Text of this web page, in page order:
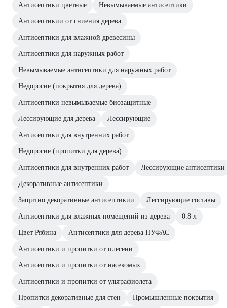
Антисептики цветные Невымываемые антисептики
Антисептикии от гниения дерева
Антисептики для влажной древесины
Антисептики для наружных работ
Невымываемые антисептики для наружных работ
Недорогие (покрытия для дерева)
Антисептики невымываемые биозащитные
Лессирующие для дерева Лессирующие
Антисептики для внутренних работ
Недорогие (пропитки для дерева)
Антисептики для внутренних работ Лессирующие антисептики
Декоративные антисептики
Защитно декоративные антисептикии Лессирующие составы
Антисептики для влажных помещений из дерева 0.8 л
Цвет Рябина Антисептики для дерева ПУФАС
Антисептики и пропитки от плесени
Антисептики и пропитки от насекомых
Антисептики и пропитки от ультрафиолета
Пропитки декоративные для стен Промышленные покрытия